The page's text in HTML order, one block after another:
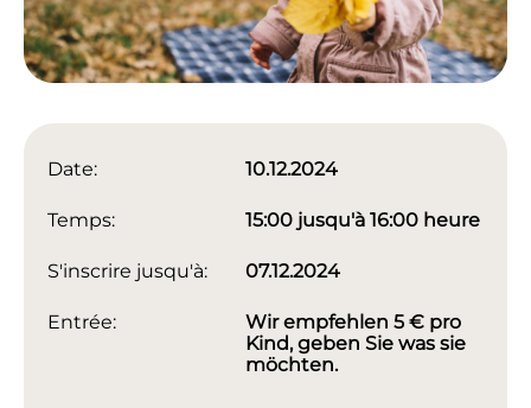
Date: 10.12.2024
Temps: 15:00 jusqu'à 16:00 heure
S'inscrire jusqu'à: 07.12.2024
Entrée:
Wir empfehlen 5 € pro
Kind, geben Sie was sie
möchten.